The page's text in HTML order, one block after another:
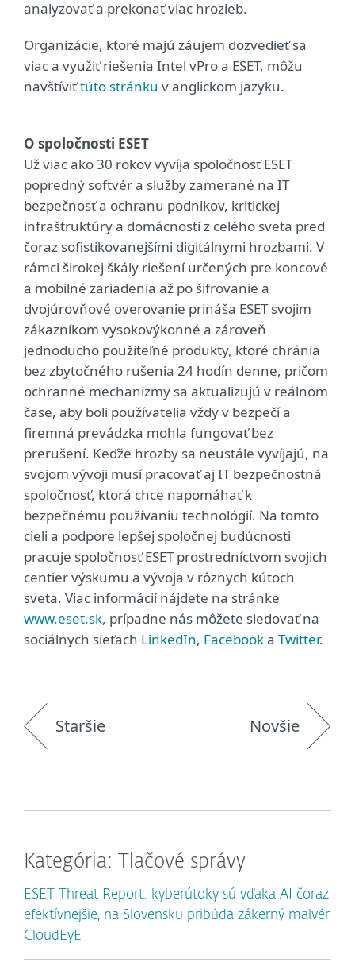
analyzovať a prekonať viac hrozieb.
Organizácie, ktoré majú záujem dozvedieť sa
viac a využiť riešenia Intel vPro a ESET, môžu
navštíviťtúto stránku v anglickom jazyku.
O spoločnosti ESET
Už viac ako 30 rokov vyvíja spoločnosť ESET
popredný softvér a služby zamerané na IT
bezpečnosť a ochranu podnikov, kritickej
infraštruktúry a domácností z celého sveta pred
čoraz sofistikovanejšími digitálnymi hrozbami. V
rámci širokej škály riešení určených pre koncové
a mobilné zariadenia až po šifrovanie a
dvojúrovňové overovanie prináša ESET svojim
zákazníkom vysokovýkonné a zároveň
jednoducho použiteľné produkty, ktoré chránia
bez zbytočného rušenia 24 hodín denne, pričom
ochranné mechanizmy sa aktualizujú v reálnom
čase, aby boli používatelia vždy v bezpečí a
firemná prevádzka mohla fungovať bez
prerušení. Keďže hrozby sa neustále vyvíjajú, na
svojom vývoji musí pracovať aj IT bezpečnostná
spoločnosť, ktorá chce napomáhať k
bezpečnému používaniu technológií. Na tomto
cieli a podpore lepšej spoločnej budúcnosti
pracuje spoločnosť ESET prostredníctvom svojich
centier výskumu a vývoja v rôznych kútoch
sveta. Viac informácií nájdete na stránke
www.eset.sk, prípadne nás môžete sledovať na
sociálnych sieťach LinkedIn, Facebooka Twitter.
Staršie Novšie
Kategória: Tlačové správy
ESET Threat Report: kyberútoky sú vďaka AI čoraz
efektívnejšie, na Slovensku pribúda zákerný malvér
CloudEyE